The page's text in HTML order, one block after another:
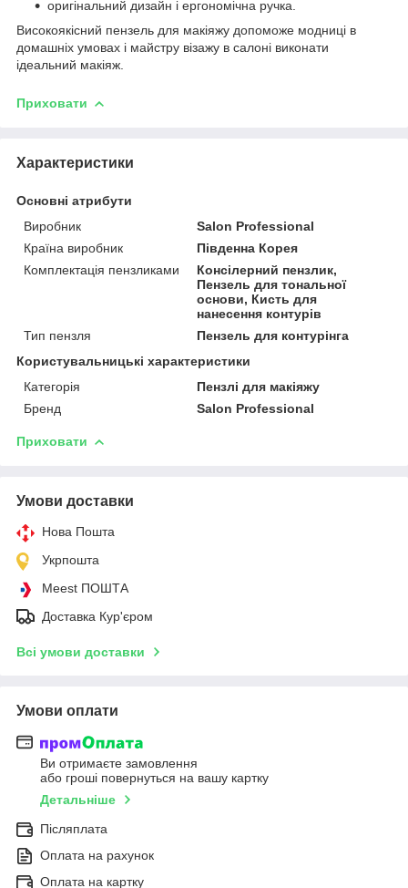
оригінальний дизайн і ергономічна ручка.
Високоякісний пензель для макіяжу допоможе модниці в
домашніх умовах і майстру візажу в салоні виконати
ідеальний макіяж.
Приховати
Характеристики
Основні атрибути
Виробник
Salon Professional
Країна виробник
Південна Корея
Комплектація пензликами
Консілерний пензлик,
Пензель для тональної
основи, Кисть для
нанесення контурів
Тип пензля
Пензель для контурінга
Користувальницькі характеристики
Категорія
Пензлі для макіяжу
Бренд
Salon Professional
Приховати
Умови доставки
Нова Пошта
Укрпошта
Meest ПОШТА
Доставка Кур'єром
Всі умови доставки
Умови оплати
Ви отримаєте замовлення
або гроші повернуться на вашу картку
Детальніше
Післяплата
Оплата на рахунок
Оплата на картку